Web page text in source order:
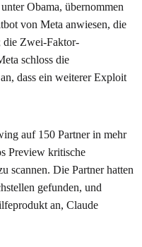
Obama, übernommen
von Meta anwiesen, die
die Zwei-Faktor-
schloss die
dass ein weiterer Exploit
auf 150 Partner in mehr
Preview kritische
scannen. Die Partner hatten
gefunden, und
an, Claude